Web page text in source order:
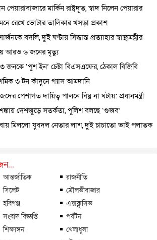
পেয়ারাবাজারে মার্কিন রাষ্ট্রদূত, স্বাদ নিলেন পেয়ারার
রেখে ভোটার তালিকার খসড়া প্রকাশ
বদলি, দুই ঘণ্টায় সিদ্ধান্ত প্রত্যাহার স্বাস্থ্যমন্ত্রীর
আরও ৬ জনের মৃত্যু
৩ জনকে ‘পুশ ইন’ চেষ্টা বিএসএফের, ঠেকাল বিজিবি
৩ টন কাঁদুনে গ্যাস আমদানি
পেশাগত দায়িত্ব পালনে বিঘ্ন না ঘটায়: প্রধানমন্ত্রী
দেশজুড়ে সতর্কতা, পুলিশ বলছে ‘গুজব’
মিললো যুবদল নেতার লাশ, দুই চাচাতো ভাই পলাতক
আন্তর্জাতিক
রাজনীতি
সিলেট
মৌলভীবাজার
হবিগঞ্জ
এক্সক্লুসিভ
সংবাদ বিজ্ঞপ্তি
পর্যটন
শিক্ষাঙ্গন
খেলাধুলা